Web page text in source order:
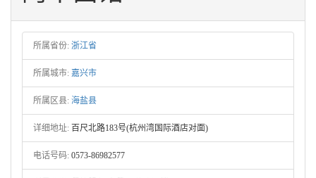
所属省份: 浙江省
所属城市: 嘉兴市
所属区县: 海盐县
详细地址: 百尺北路183号(杭州湾国际酒店对面)
电话号码: 0573-86982577